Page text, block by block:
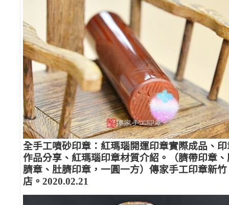
全手工噴砂印章：紅瑪瑙開運印章實際成品、印
作品分享、紅瑪瑙印章材質介紹。（臍帶印章、
臍章、肚臍印章，一圓一方）傳家手工印章新竹
店。2020.02.21